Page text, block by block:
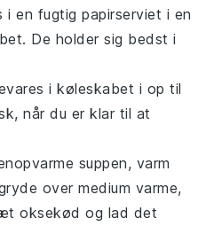
i en fugtig papirserviet i en
De holder sig bedst i
i køleskabet i op til
når du er klar til at
suppen, varm
over medium varme,
oksekød og lad det